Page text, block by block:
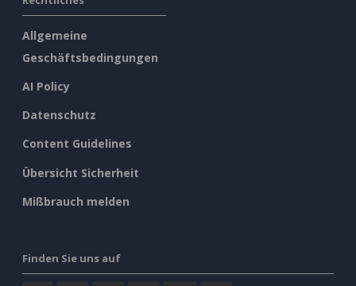
Allgemeine
Geschäftsbedingungen
AI Policy
Datenschutz
Content Guidelines
Übersicht Sicherheit
Mißbrauch melden
Finden Sie uns auf